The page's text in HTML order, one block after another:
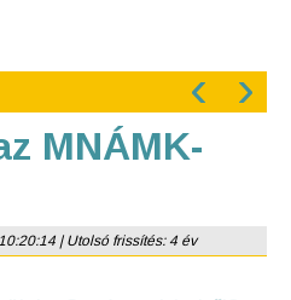
‹ ›
MNÁMK-
| Utolsó frissítés: 4 év